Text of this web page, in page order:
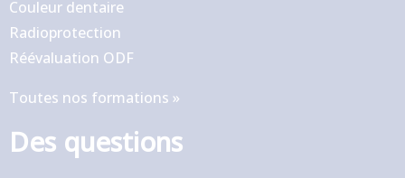
Couleur dentaire
Radioprotection
Réévaluation ODF
Toutes nos formations »
Des questions